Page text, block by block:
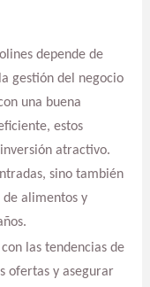
depende de
gestión del negocio
una buena
estos
atractivo.
sino también
alimentos y
las tendencias de
ofertas y asegurar